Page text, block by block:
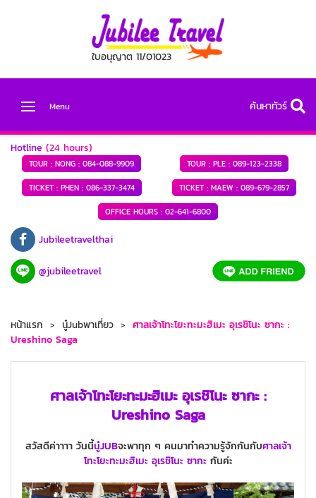
ใบอนุญาต 11/01023
Menu ค้นหาทัวร์
Hotline (24 hours)
TOUR : NONG : 084-088-9909 TOUR : PLE : 089-123-2338
TICKET : PHEN :086-337-3474 TICKET : MAEW : 089-679-2857
OFFICE HOURS : 02-641-6800
Jubileetravelthai
@jubileetravel
หน้าแรก นู๋Jubพาเที่ยว
ศาลเจ้าโทะโยะทะมะฮิเมะ อุเรชิโนะ ซากะ :
Ureshino Saga
ศาลเจ้าโทะโยะทะมะฮิเมะ อุเรชิโนะ ซากะ :
Ureshino Saga
สวัสดีค่าาาา วันนี้นู๋JUBจะพาทุก ๆ คนมาทำความรู้จักกันกับศาลเจ้า
โทะโยะทะมะฮิเมะ อุเรชิโนะ ซากะ กันค่ะ